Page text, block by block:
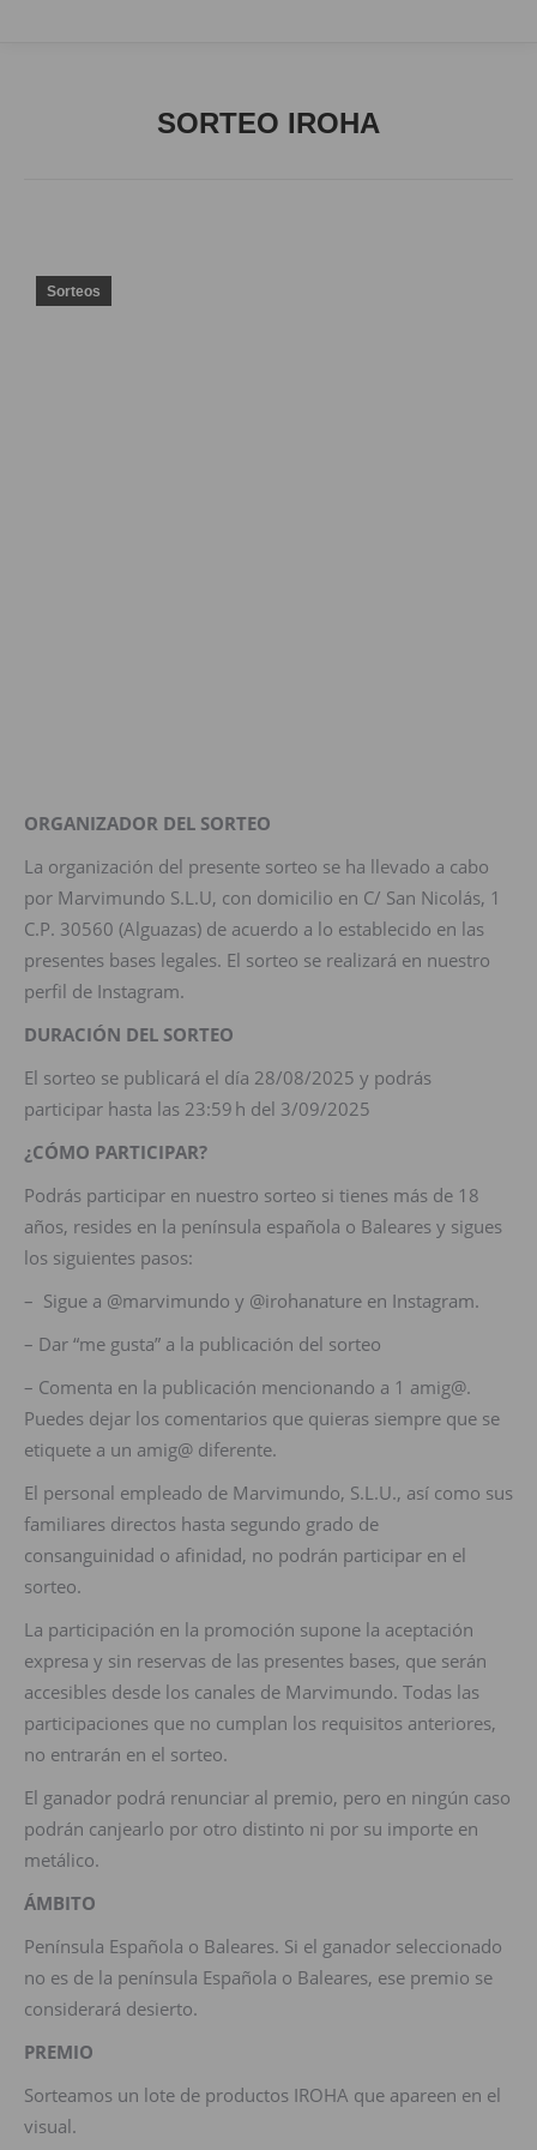
SORTEO IROHA
Sorteos
ORGANIZADOR DEL SORTEO
La organización del presente sorteo se ha llevado a cabo
por Marvimundo S.L.U, con domicilio en C/ San Nicolás, 1
C.P. 30560 (Alguazas) de acuerdo a lo establecido en las
presentes bases legales. El sorteo se realizará en nuestro
perfil de Instagram.
DURACIÓN DEL SORTEO
El sorteo se publicará el día 28/08/2025 y podrás
participar hasta las 23:59 h del 3/09/2025
¿CÓMO PARTICIPAR?
Podrás participar en nuestro sorteo si tienes más de 18
años, resides en la península española o Baleares y sigues
los siguientes pasos:
– Sigue a @marvimundo y @irohanature en Instagram.
– Dar “me gusta” a la publicación del sorteo
– Comenta en la publicación mencionando a 1 amig@.
Puedes dejar los comentarios que quieras siempre que se
etiquete a un amig@ diferente.
El personal empleado de Marvimundo, S.L.U., así como sus
familiares directos hasta segundo grado de
consanguinidad o afinidad, no podrán participar en el
sorteo.
La participación en la promoción supone la aceptación
expresa y sin reservas de las presentes bases, que serán
accesibles desde los canales de Marvimundo. Todas las
participaciones que no cumplan los requisitos anteriores,
no entrarán en el sorteo.
El ganador podrá renunciar al premio, pero en ningún caso
podrán canjearlo por otro distinto ni por su importe en
metálico.
ÁMBITO
Península Española o Baleares. Si el ganador seleccionado
no es de la península Española o Baleares, ese premio se
considerará desierto.
PREMIO
Sorteamos un lote de productos IROHA que apareen en el
visual.